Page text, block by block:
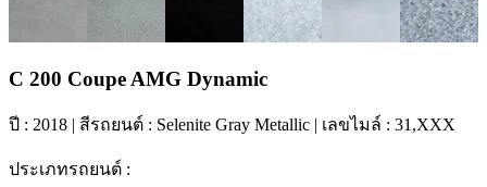
C 200 Coupe AMG Dynamic
ปี : 2018 | สีรถยนต์ : Selenite Gray Metallic | เลขไมล์ : 31,XXX
ประเภทรถยนต์ :